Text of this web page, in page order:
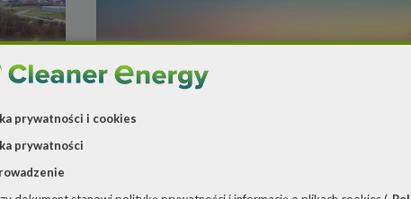
prywatności i cookies
prywatności